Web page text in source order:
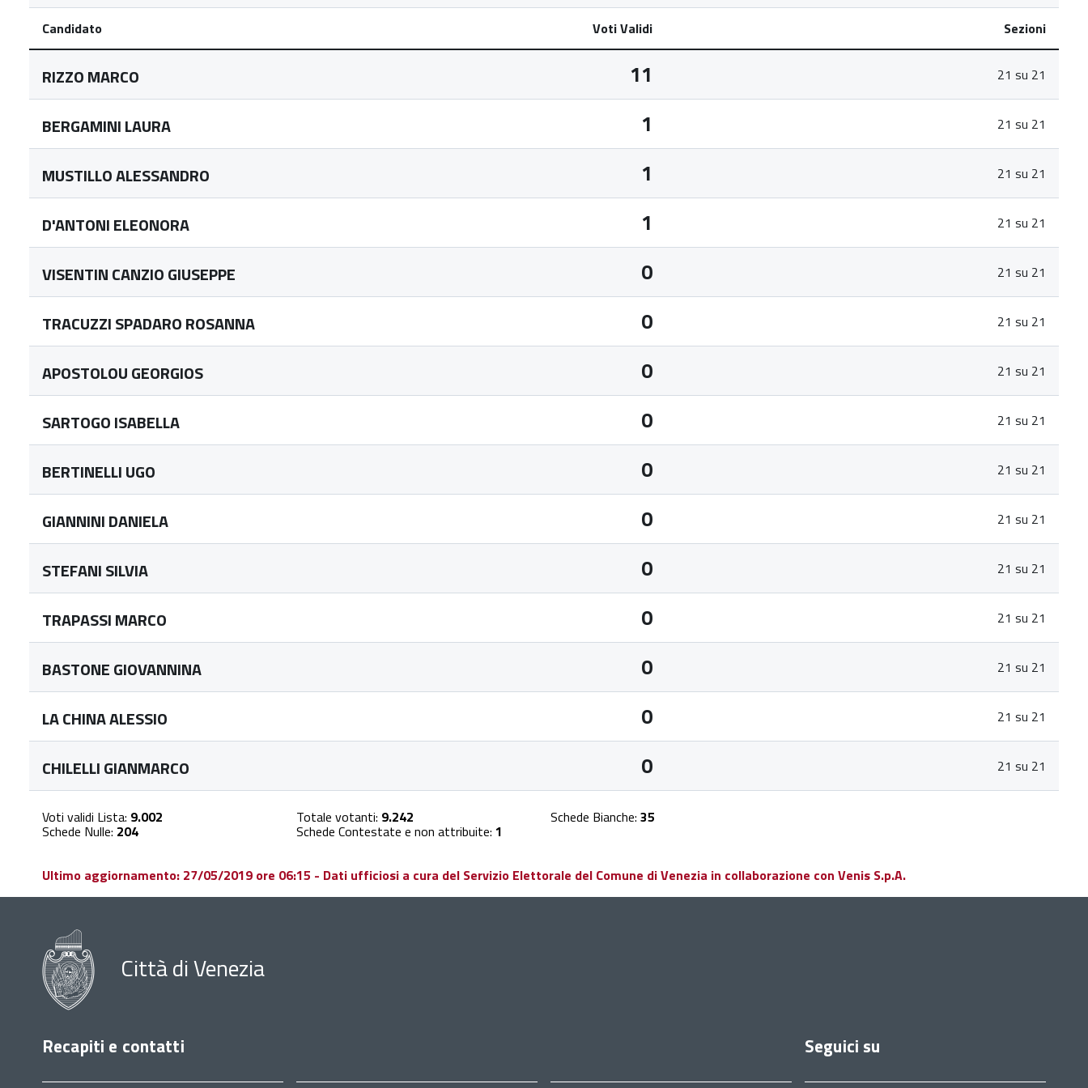
Candidato Voti Validi Sezioni
RIZZO MARCO 11 21 su 21
BERGAMINI LAURA 1 21 su 21
MUSTILLO ALESSANDRO 1 21 su 21
D'ANTONI ELEONORA 1 21 su 21
VISENTIN CANZIO GIUSEPPE 0 21 su 21
TRACUZZI SPADARO ROSANNA 0 21 su 21
APOSTOLOU GEORGIOS 0 21 su 21
SARTOGO ISABELLA 0 21 su 21
BERTINELLI UGO 0 21 su 21
GIANNINI DANIELA 0 21 su 21
STEFANI SILVIA 0 21 su 21
TRAPASSI MARCO 0 21 su 21
BASTONE GIOVANNINA 0 21 su 21
LA CHINA ALESSIO 0 21 su 21
CHILELLI GIANMARCO 0 21 su 21
Voti validi Lista: 9.002 Totale votanti: 9.242 Schede Bianche: 35
Schede Nulle: 204 Schede Contestate e non attribuite: 1
Ultimo aggiornamento: 27/05/2019 ore 06:15 - Dati ufficiosi a cura del Servizio Elettorale del Comune di Venezia in collaborazione con Venis S.p.A.
Città di Venezia
Recapiti e contatti Seguici su